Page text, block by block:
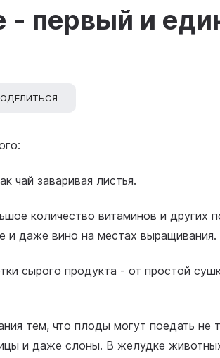
- первый и
чай заваривая листья.
количество витаминов и других
и даже вино на местах выращивания.
сырого продукта - от простой
тем, что плоды могут поедать не
и даже слоны. В желудке